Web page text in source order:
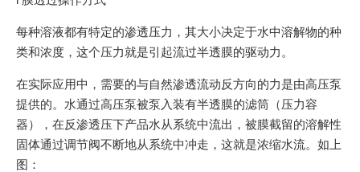
每种溶液都有特定的渗透压力，其大小决定于水中溶解物的种
类和浓度，这个压力就是引起流过半透膜的驱动力。
在实际应用中，需要的与自然渗透流动反方向的力是由高压泵
提供的。水通过高压泵被泵入装有半透膜的滤筒（压力容
器），在反渗透压下产品水从系统中流出，被膜截留的溶解性
固体通过调节阀不断地从系统中冲走，这就是浓缩水流。如上
图：